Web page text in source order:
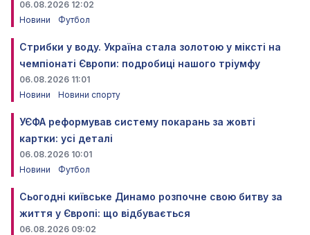
06.08.2026 12:02
Новини
Футбол
Стрибки у воду. Україна стала золотою у міксті на
чемпіонаті Європи: подробиці нашого тріумфу
06.08.2026 11:01
Новини
Новини спорту
УЄФА реформував систему покарань за жовті
картки: усі деталі
06.08.2026 10:01
Новини
Футбол
Сьогодні київське Динамо розпочне свою битву за
життя у Європі: що відбувається
06.08.2026 09:02